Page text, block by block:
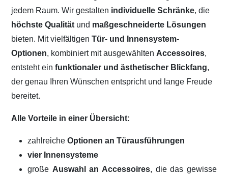
jedem Raum. Wir gestalten individuelle Schränke, die
höchste Qualität und maßgeschneiderte Lösungen
bieten. Mit vielfältigenTür- und Innensystem-
Optionen, kombiniert mit ausgewählten Accessoires,
entsteht einfunktionaler und ästhetischer Blickfang,
der genau Ihren Wünschen entspricht und lange Freude
bereitet.
Alle Vorteile in einer Übersicht:
zahlreicheOptionen an Türausführungen
vier Innensysteme
große Auswahl an Accessoires, die das gewisse